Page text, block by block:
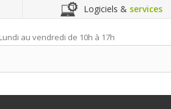
Logiciels & services
Lundi au vendredi de 10h à 17h